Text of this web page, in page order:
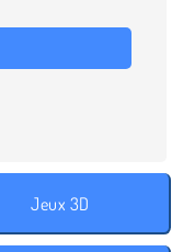
Jeux 3D